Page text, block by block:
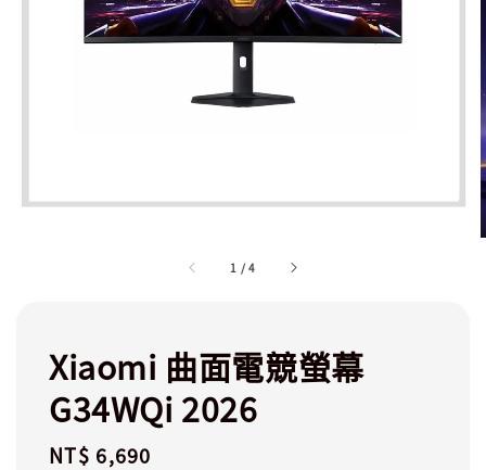
1 /4
Xiaomi 曲面電競螢幕
G34WQi 2026
Regular
NT$ 6,690